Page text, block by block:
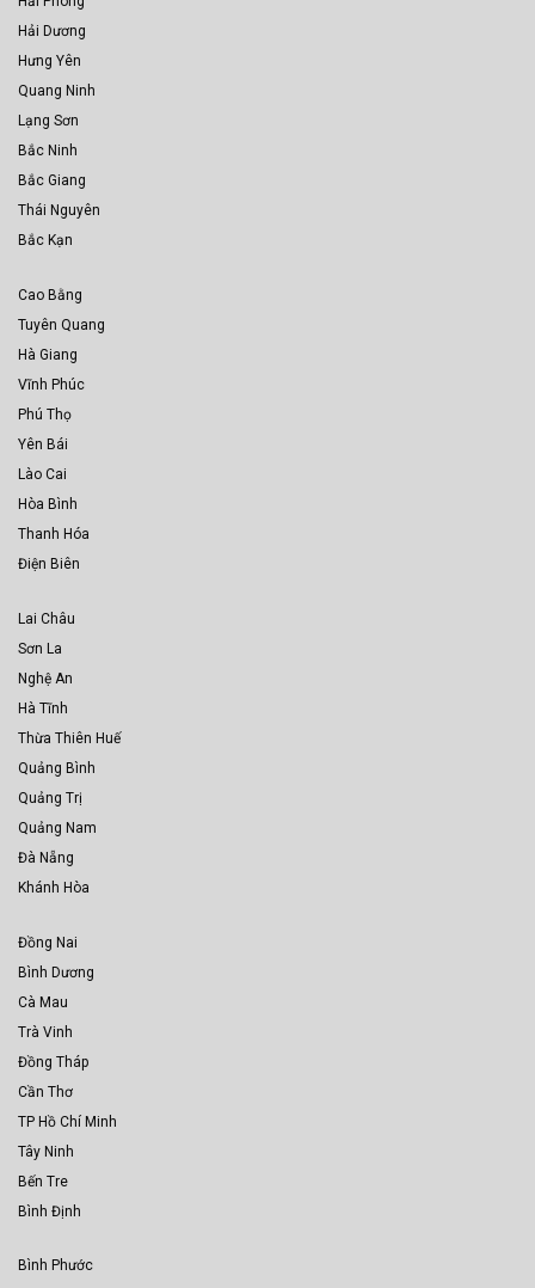
Hải Dương
Hưng Yên
Quang Ninh
Lạng Sơn
Bắc Ninh
Bắc Giang
Thái Nguyên
Bắc Kạn
Cao Bằng
Tuyên Quang
Hà Giang
Vĩnh Phúc
Phú Thọ
Yên Bái
Lào Cai
Hòa Bình
Thanh Hóa
Điện Biên
Lai Châu
Sơn La
Nghệ An
Hà Tĩnh
Thừa Thiên Huế
Quảng Bình
Quảng Trị
Quảng Nam
Đà Nẵng
Khánh Hòa
Đồng Nai
Bình Dương
Cà Mau
Trà Vinh
Đồng Tháp
Cần Thơ
TP Hồ Chí Minh
Tây Ninh
Bến Tre
Bình Định
Bình Phước